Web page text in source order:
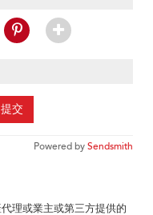
提交
Powered bySendsmith
理或業主或第三方提供的